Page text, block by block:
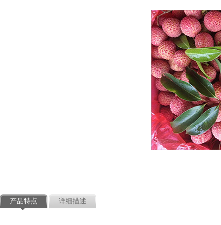
产品特点 详细描述